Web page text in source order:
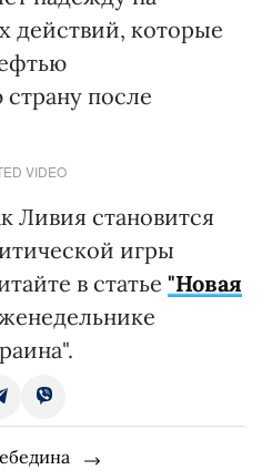
действий, которые
после
VIDEO
Ливия становится
игры
в статье "Новая